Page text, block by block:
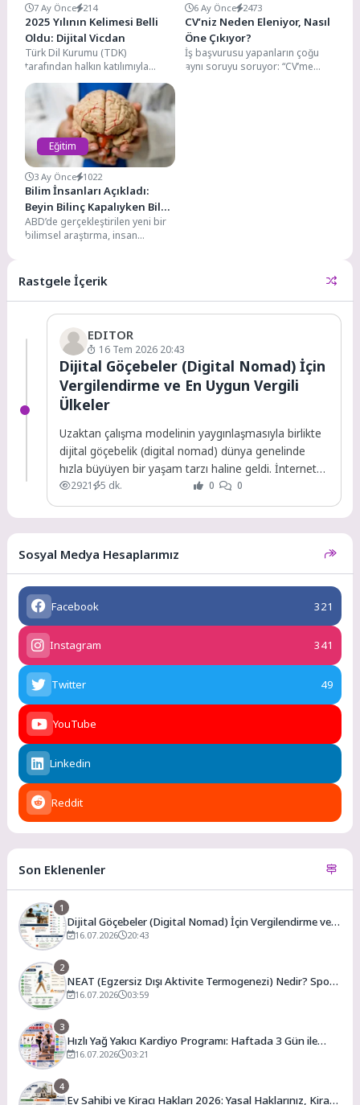
7 Ay Önce 214
2025 Yılının Kelimesi Belli
Oldu: Dijital Vicdan
Türk Dil Kurumu (TDK)
tarafından halkın katılımıyla
gerçekleştirilen oylama
sonucunda 2025 yılının kelimesi
“dijital vicdan”...
6 Ay Önce 2473
CV’niz Neden Eleniyor, Nasıl
Öne Çıkıyor?
İş başvurusu yapanların çoğu
aynı soruyu soruyor: “CV’me
Eğitim
3 Ay Önce 1022
Bilim İnsanları Açıkladı:
Beyin Bilinç Kapalıyken Bile
Öğrenmeye Devam Ediyor
ABD’de gerçekleştirilen yeni bir
bilimsel araştırma, insan
ortaya...
Rastgele İçerik
EDITOR
16 Tem 2026 20:43
Dijital Göçebeler (Digital Nomad) İçin
Vergilendirme ve En Uygun Vergili
Ülkeler
Uzaktan çalışma modelinin yaygınlaşmasıyla birlikte
dijital göçebelik (digital nomad) dünya genelinde
hızla büyüyen bir yaşam tarzı haline geldi. İnternet
bağlantısının...
2921 5 dk. 0 0
Sosyal Medya Hesaplarımız
Facebook 321
Instagram 341
Twitter 49
YouTube
Linkedin
Reddit
Son Eklenenler
1
Dijital Göçebeler (Digital Nomad) İçin Vergilendirme ve
En Uygun Vergili Ülkeler
16.07.2026 20:43
2
NEAT (Egzersiz Dışı Aktivite Termogenezi) Nedir? Spor
Salonuna Gitmeden Günlük Kalori Yakımınızı Artırmanın
16.07.2026 03:59
3
Hızlı Yağ Yakıcı Kardiyo Programı: Haftada 3 Gün ile
Evde Forma Girme Formülü
16.07.2026 03:21
4
Ev Sahibi ve Kiracı Hakları 2026: Yasal Haklarınız, Kira